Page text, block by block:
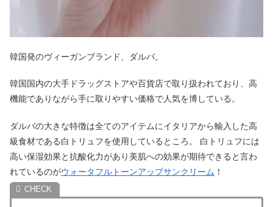
韓国発のヴィーガンブランド、ダルバ。
韓国国内の大手ドラッグストアや百貨店で取り扱われており、高
機能でありながら手に取りやすい価格で人気を博している。
ダルバの大きな特徴は全てのアイテムにイタリアから輸入した高
級食材である白トリュフを使用しているところ。 白トリュフには
高い保湿効果と抗酸化力があり美肌への効果が期待できると言わ
れているのがウォータフルトーンアップサンクリーム ！